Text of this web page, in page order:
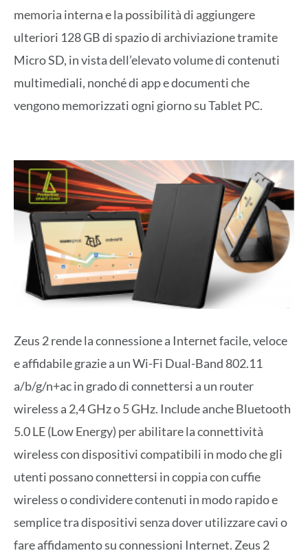
memoria interna e la possibilità di aggiungere
ulteriori 128 GB di spazio di archiviazione tramite
Micro SD, in vista dell’elevato volume di contenuti
multimediali, nonché di app e documenti che
vengono memorizzati ogni giorno su Tablet PC.
Zeus 2 rende la connessione a Internet facile, veloce
e affidabile grazie a un Wi-Fi Dual-Band 802.11
a/b/g/n+ac in grado di connettersi a un router
wireless a 2,4 GHz o 5 GHz. Include anche Bluetooth
5.0 LE (Low Energy) per abilitare la connettività
wireless con dispositivi compatibili in modo che gli
utenti possano connettersi in coppia con cuffie
wireless o condividere contenuti in modo rapido e
semplice tra dispositivi senza dover utilizzare cavi o
fare affidamento su connessioni Internet. Zeus 2